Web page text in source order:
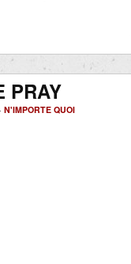
PRAY
N'IMPORTE QUOI